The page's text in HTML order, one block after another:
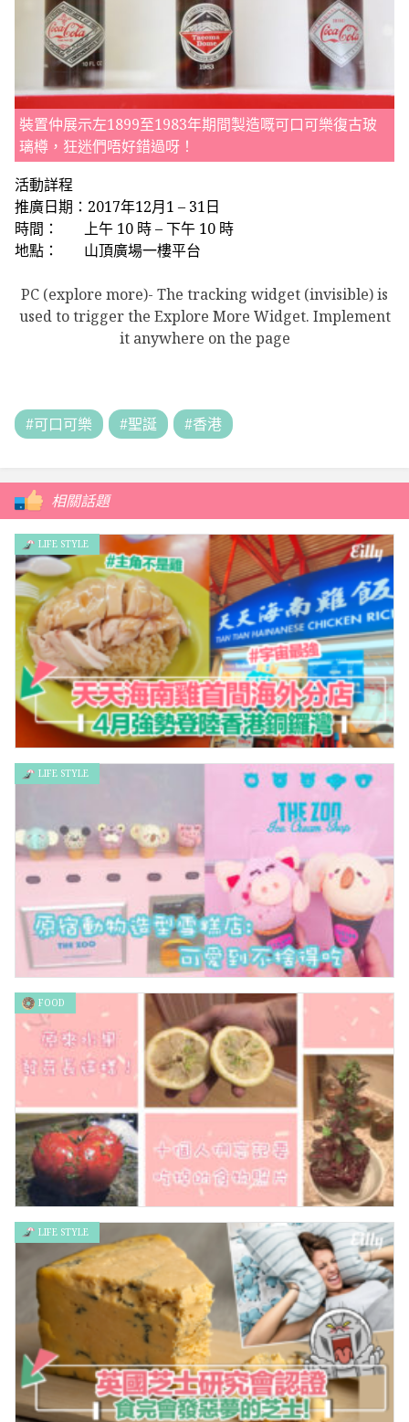
裝置仲展示左1899至1983年期間製造嘅可口可樂復古玻
璃樽，狂迷們唔好錯過呀！
活動詳程
推廣日期： 2017年12月1 – 31日
時間：
上午 10 時–下午 10 時
地點：
山頂廣場一樓平台
PC (explore more)- The tracking widget (invisible) is
used to trigger the Explore More Widget. Implement
it anywhere on the page
#可口可樂 #聖誕 #香港
相關話題
宇宙最強 新加坡天天海南雞首間海外分店 4月強勢登陸香港銅鑼
LIFE STYLE
原宿動物造型雪糕店：可愛到不捨得吃
LIFE STYLE
10張「忘記吃的食物照片」告訴你，原來這是它們發芽的模樣？
FOOD
LIFE STYLE